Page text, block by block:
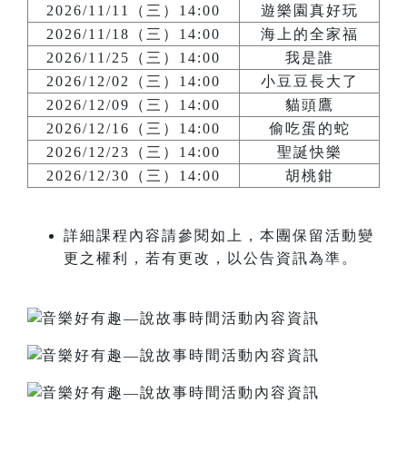
2026/11/11（三）14:00
遊樂園真好玩
2026/11/18（三）14:00
海上的全家福
2026/11/25（三）14:00
我是誰
2026/12/02（三）14:00
小豆豆長大了
2026/12/09（三）14:00
貓頭鷹
2026/12/16（三）14:00
偷吃蛋的蛇
2026/12/23（三）14:00
聖誕快樂
2026/12/30（三）14:00
胡桃鉗
詳細課程內容請參閱如上，本團保留活動變
更之權利，若有更改，以公告資訊為準。